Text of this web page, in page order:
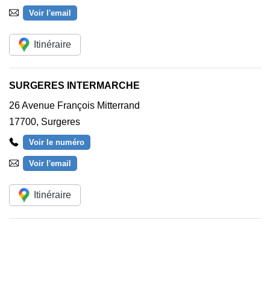
Voir l'email
Itinéraire
SURGERES INTERMARCHE
26 Avenue François Mitterrand
17700, Surgeres
Voir le numéro
Voir l'email
Itinéraire